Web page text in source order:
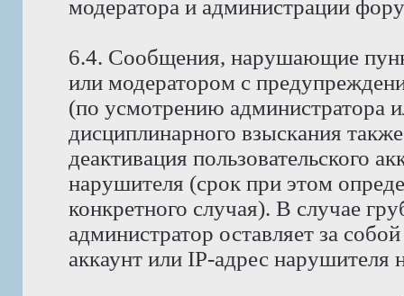
модератора и администрации
6.4. Сообщения, нарушающие
или модератором с
(по усмотрению администратора
дисциплинарного взыскания
деактивация пользовательского
нарушителя (срок при этом
конкретного случая). В случае
администратор оставляет за
аккаунт или IP-адрес нарушителя